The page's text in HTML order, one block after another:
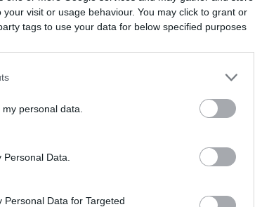
visit or usage behaviour. You may click to grant or
tags to use your data for below specified purposes
personal data.
Data.
Data for Targeted
Paolo